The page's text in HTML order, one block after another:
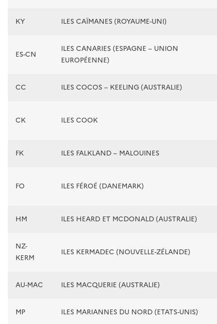
KY ILES CAÏMANES (ROYAUME-UNI)
ES-CN
ILES CANARIES (ESPAGNE – UNION
EUROPÉENNE)
CC ILES COCOS – KEELING (AUSTRALIE)
CK ILES COOK
FK ILES FALKLAND – MALOUINES
FO ILES FÉROÉ (DANEMARK)
HM ILES HEARD ET MCDONALD (AUSTRALIE)
NZ-
KERM
ILES KERMADEC (NOUVELLE-ZÉLANDE)
AU-MAC ILES MACQUERIE (AUSTRALIE)
MP ILES MARIANNES DU NORD (ETATS-UNIS)